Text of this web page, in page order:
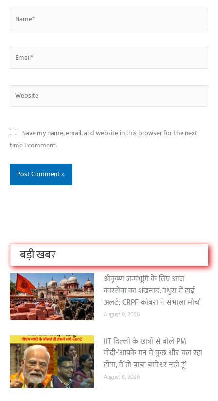
Website
Save my name, email, and website in this browser for the next
time I comment.
बड़ी खबर
श्रीकृष्ण जन्मभूमि के लिए आज
कारसेवा का शंखनाद, मथुरा में हाई
अलर्ट; CRPF-कोबरा ने संभाला मोर्चा
August 9, 2026
IIT दिल्ली के छात्रों से बोले PM
मोदी-‘आपके मन में कुछ और चल रहा
होगा, मैं तो बाबा बागेश्वर नहीं हूं’
August 8, 2026